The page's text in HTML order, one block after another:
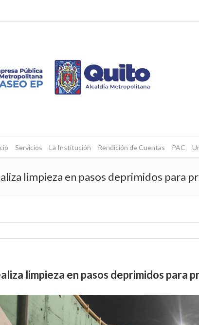
Servicios La Institución Rendición de Cuentas PAC
limpieza en pasos deprimidos para
limpieza en pasos deprimidos para